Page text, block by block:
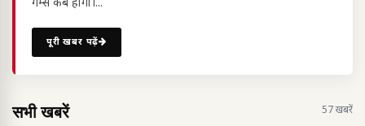
गेम्स कब होगा।...
पूरी खबर पढ़ें
सभी खबरें 57 खबरें